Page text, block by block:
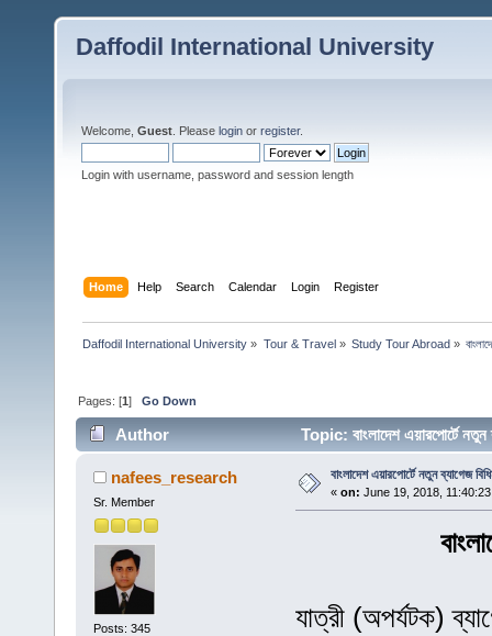
Daffodil International University
Welcome, Guest . Please login or register.
Login with username, password and session length
Home Help Search Calendar Login Register
Daffodil International University » Tour & Travel» Study Tour Abroad»
Pages: [1]Go Down
Author Topic: বাংলাদেশ এয়ারপোর্টে
nafees_research
Sr. Member
Posts: 345
বাংলাদেশ এয়ারপোর্টে নতুন ব্যাগেজ
« on: June 19, 2018,
যাত্রী (অপর্যটক)